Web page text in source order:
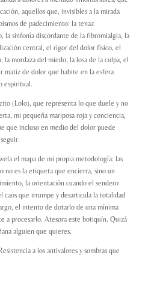
aquellos que, invisibles a la mirada
de padecimiento: la tenaz
la sinfonía discordante de la fibromialgia, la
central, el rigor del dolor físico, el
la mordaza del miedo, la losa de la culpa, el
matiz de dolor que habite en la esfera
espiritual.
(Lolo), que representa lo que duele y no
mi pequeña mariposa roja y conciencia,
que incluso en medio del dolor puede
el mapa de mi propia metodología: las
no es la etiqueta que encierra, sino un
la orientación cuando el sendero
caos que irrumpe y desarticula la totalidad
el intento de dotarlo de una mínima
a procesarlo. Atesora este botiquín. Quizá
alguien que quieres.
a los antivalores y sombras que